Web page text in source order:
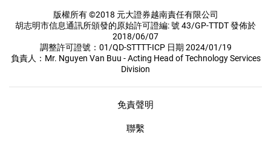
版權所有 ©2018 元大證券越南責任有限公司
胡志明市信息通訊所頒發的原始許可證編: 號 43/GP-TTDT 發佈於
2018/06/07
調整許可證號：01/QD-STTTT-ICP 日期 2024/01/19
負責人：Mr. Nguyen Van Buu - Acting Head of Technology Services
Division
免責聲明
聯繫